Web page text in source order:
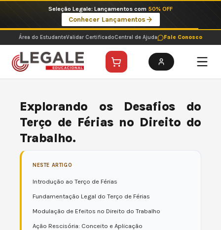
o
conteúdo
Imperdíveis no Pix: Pós Selecionadas a 199 reais no pix em parcela única
Ver ofertas
Área do EstudanteValidar CertificadoCentral de Ajuda Fale Conosco
Explorando os Desafios do
Terço de Férias no Direito do
Trabalho.
NESTE ARTIGO
Introdução ao Terço de Férias
Fundamentação Legal do Terço de Férias
Modulação de Efeitos no Direito do Trabalho
Ação Rescisória: Conceito e Aplicação